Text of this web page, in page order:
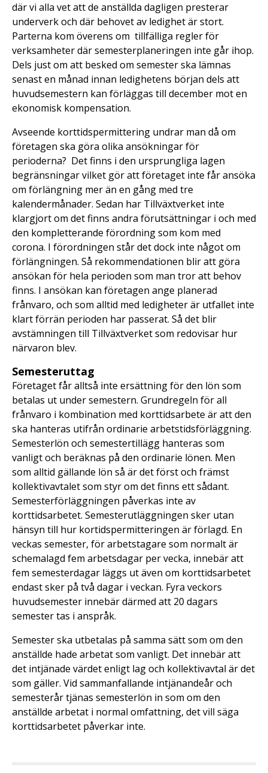
där vi alla vet att de anställda dagligen presterar
underverk och där behovet av ledighet är stort.
Parterna kom överens om tillfälliga regler för
verksamheter där semesterplaneringen inte går ihop.
Dels just om att besked om semester ska lämnas
senast en månad innan ledighetens början dels att
huvudsemestern kan förläggas till december mot en
ekonomisk kompensation.
Avseende korttidspermittering undrar man då om
företagen ska göra olika ansökningar för
perioderna? Det finns i den ursprungliga lagen
begränsningar vilket gör att företaget inte får ansöka
om förlängning mer än en gång med tre
kalendermånader. Sedan har Tillväxtverket inte
klargjort om det finns andra förutsättningar i och med
den kompletterande förordning som kom med
corona. I förordningen står det dock inte något om
förlängningen. Så rekommendationen blir att göra
ansökan för hela perioden som man tror att behov
finns. I ansökan kan företagen ange planerad
frånvaro, och som alltid med ledigheter är utfallet inte
klart förrän perioden har passerat. Så det blir
avstämningen till Tillväxtverket som redovisar hur
närvaron blev.
Semesteruttag
Företaget får alltså inte ersättning för den lön som
betalas ut under semestern. Grundregeln för all
frånvaro i kombination med korttidsarbete är att den
ska hanteras utifrån ordinarie arbetstidsförläggning.
Semesterlön och semestertillägg hanteras som
vanligt och beräknas på den ordinarie lönen. Men
som alltid gällande lön så är det först och främst
kollektivavtalet som styr om det finns ett sådant.
Semesterförläggningen påverkas inte av
korttidsarbetet. Semesterutläggningen sker utan
hänsyn till hur kortidspermitteringen är förlagd. En
veckas semester, för arbetstagare som normalt är
schemalagd fem arbetsdagar per vecka, innebär att
fem semesterdagar läggs ut även om korttidsarbetet
endast sker på två dagar i veckan. Fyra veckors
huvudsemester innebär därmed att 20 dagars
semester tas i anspråk.
Semester ska utbetalas på samma sätt som om den
anställde hade arbetat som vanligt. Det innebär att
det intjänade värdet enligt lag och kollektivavtal är det
som gäller. Vid sammanfallande intjänandeår och
semesterår tjänas semesterlön in som om den
anställde arbetat i normal omfattning, det vill säga
korttidsarbetet påverkar inte.